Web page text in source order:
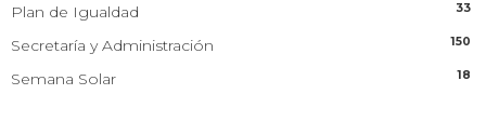
Plan de Igualdad 33
Secretaría y Administración 150
Semana Solar 18